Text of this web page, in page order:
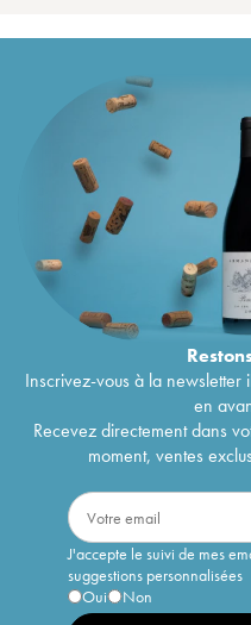
Inscrivez-vous à la
en
Recevez directement dans
moment, ventes
J'accepte le suivi de mes
suggestions personnalisées
Oui
Non